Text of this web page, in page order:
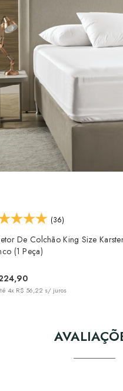
(36)
De Colchão King Size
(1 Peça)
4x R$ 56,22 s/ juros